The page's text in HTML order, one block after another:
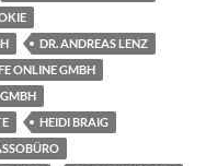
DR. ANDREAS LENZ
ONLINE GMBH
HEIDI BRAIG